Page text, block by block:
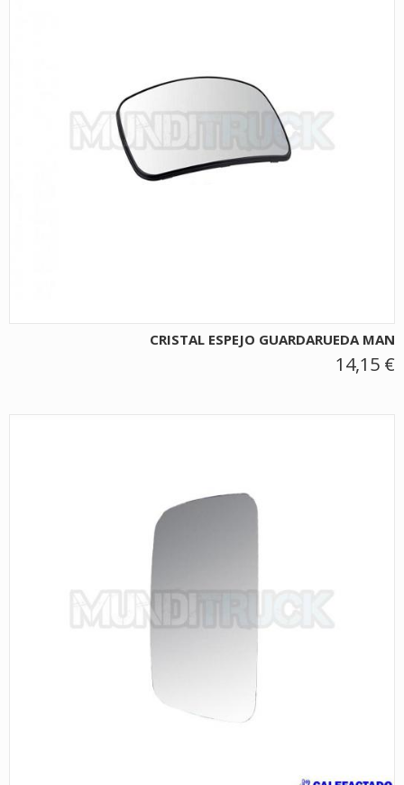
CRISTAL ESPEJO GUARDARUEDA MAN
14,15 €